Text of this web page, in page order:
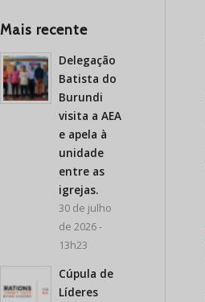
Mais recente
Delegação
Batista do
Burundi
visita a AEA
e apela à
unidade
entre as
igrejas.
30 de julho
de 2026 -
13h23
Cúpula de
Líderes